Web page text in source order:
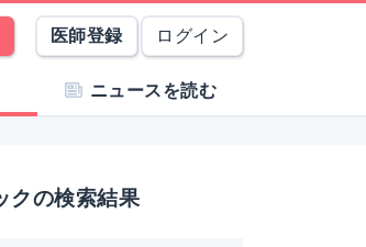
医師登録 ログイン
ニュースを読む
クの検索結果